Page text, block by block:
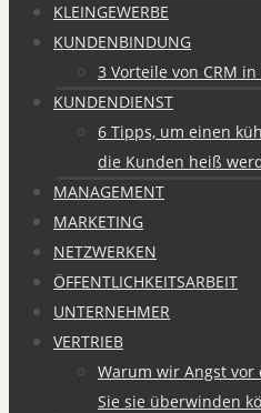
KLEINGEWERBE
KUNDENBINDUNG
3 Vorteile von CRM
KUNDENDIENST
6 Tipps, um einen
die Kunden heiß
MANAGEMENT
MARKETING
NETZWERKEN
ÖFFENTLICHKEITSARBEIT
UNTERNEHMER
VERTRIEB
Warum wir Angst
Sie sie überwinden